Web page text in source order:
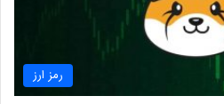
رمز ارز